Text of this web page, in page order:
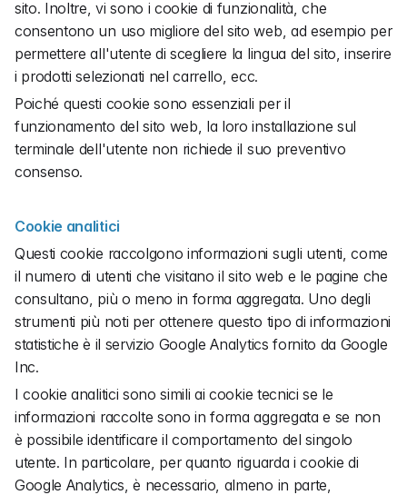
sito. Inoltre, vi sono i cookie di funzionalità, che
consentono un uso migliore del sito web, ad esempio per
permettere all'utente di scegliere la lingua del sito, inserire
i prodotti selezionati nel carrello, ecc.
Poiché questi cookie sono essenziali per il
funzionamento del sito web, la loro installazione sul
terminale dell'utente non richiede il suo preventivo
consenso.
Cookie analitici
Questi cookie raccolgono informazioni sugli utenti, come
il numero di utenti che visitano il sito web e le pagine che
consultano, più o meno in forma aggregata. Uno degli
strumenti più noti per ottenere questo tipo di informazioni
statistiche è il servizio Google Analytics fornito da Google
Inc.
I cookie analitici sono simili ai cookie tecnici se le
informazioni raccolte sono in forma aggregata e se non
è possibile identificare il comportamento del singolo
utente. In particolare, per quanto riguarda i cookie di
Google Analytics, è necessario, almeno in parte,